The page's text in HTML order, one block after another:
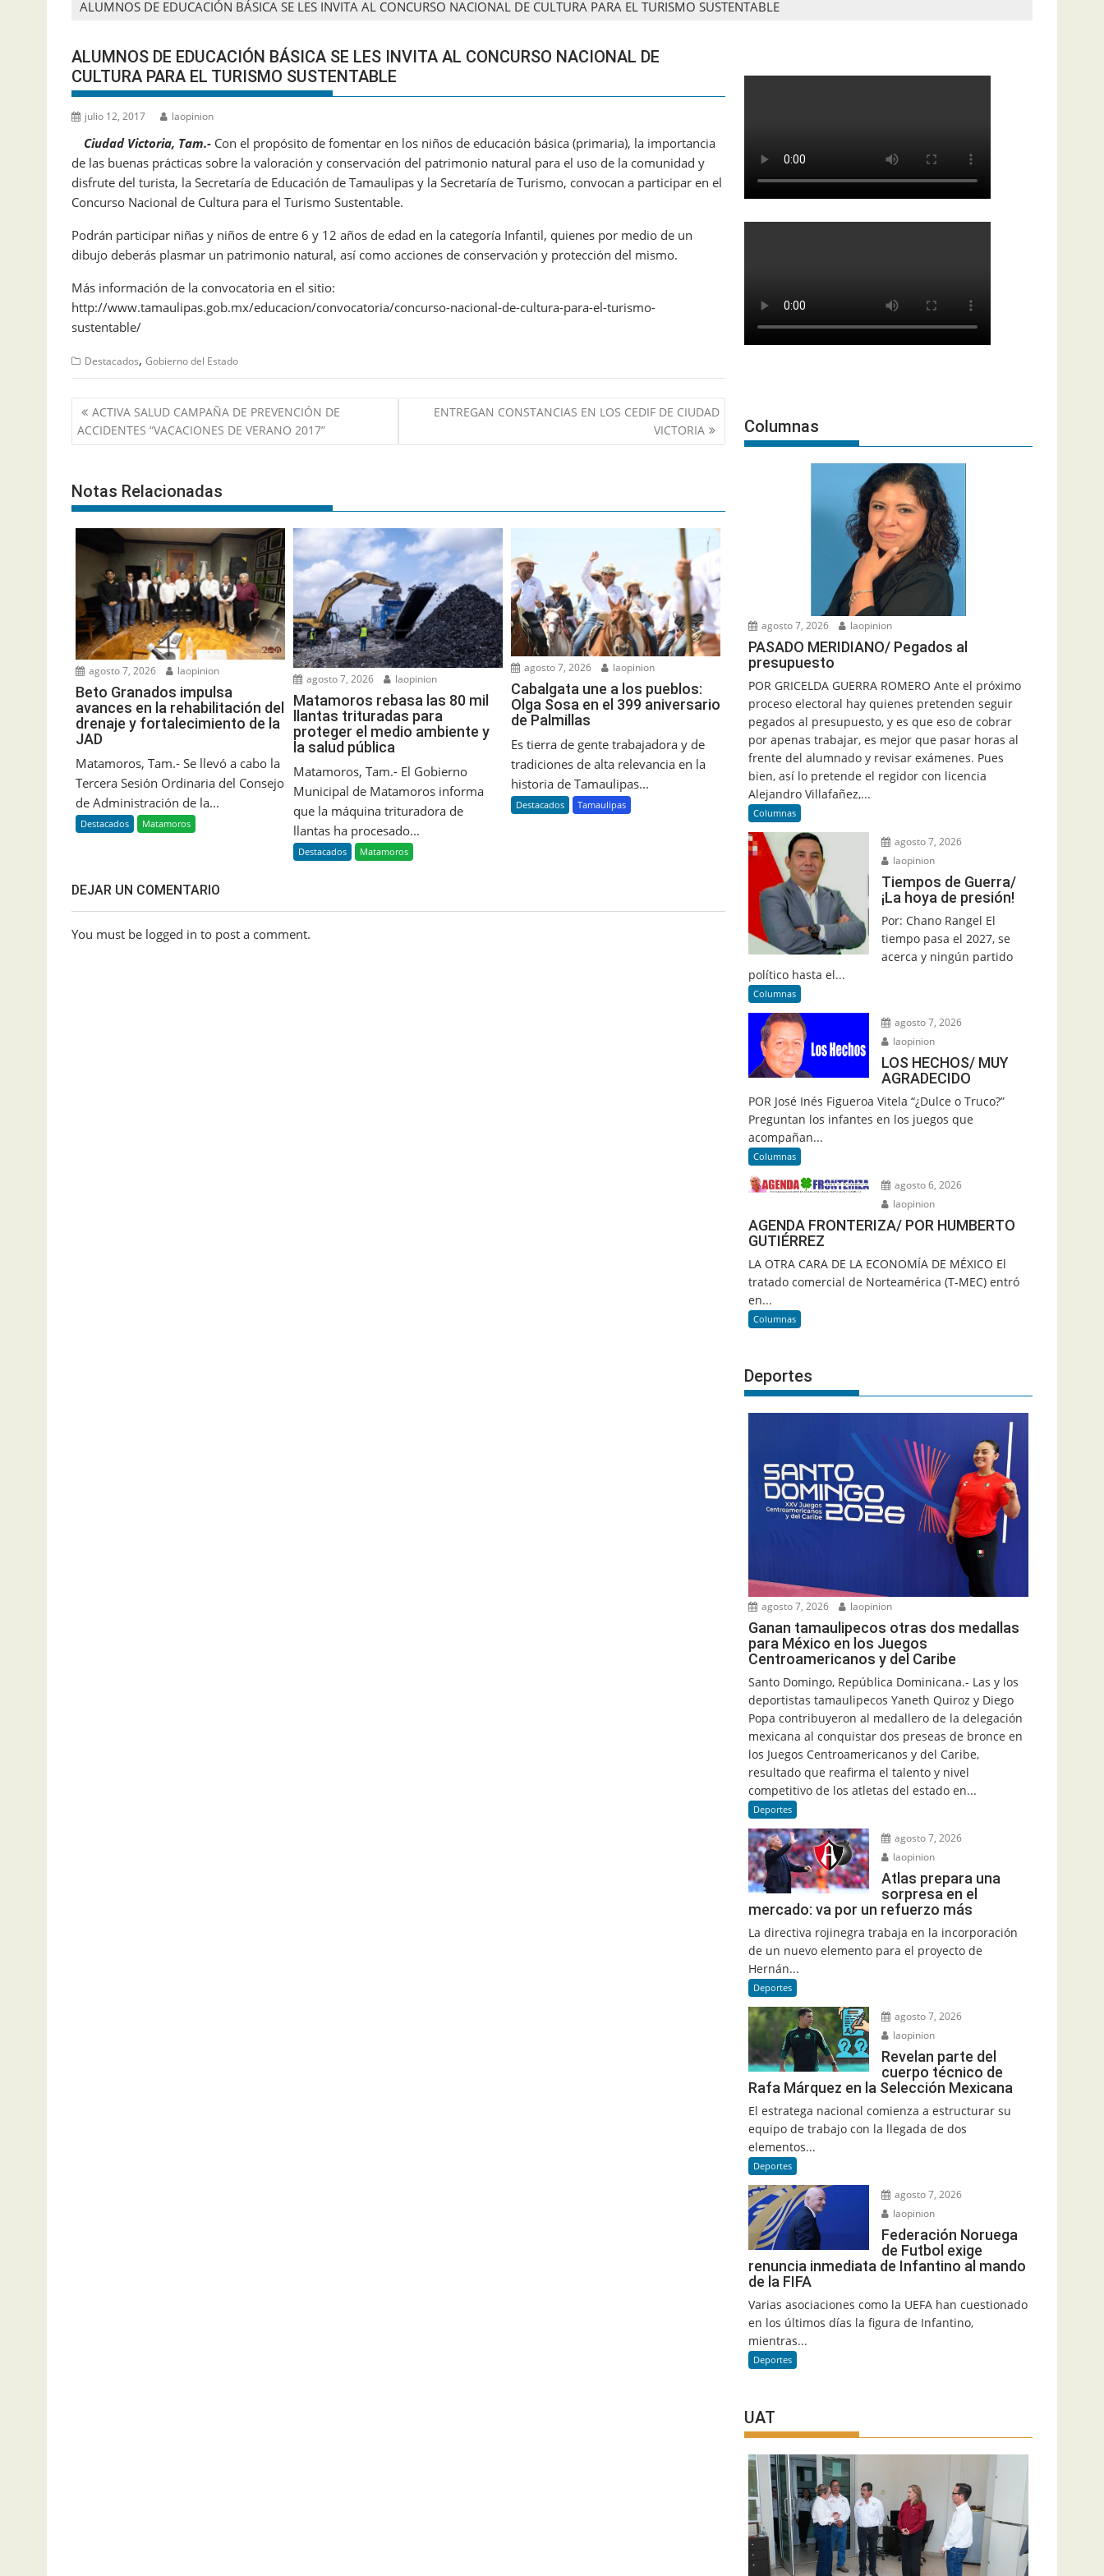
ALUMNOS DE EDUCACIÓN BÁSICA SE LES INVITA AL CONCURSO NACIONAL DE CULTURA PARA EL TURISMO SUSTENTABLE
ALUMNOS DE EDUCACIÓN BÁSICA SE LES INVITA AL CONCURSO NACIONAL DE
CULTURA PARA EL TURISMO SUSTENTABLE
julio 12, 2017 laopinion
Ciudad Victoria, Tam.- Con el propósito de fomentar en los niños de educación básica (primaria), la importancia
de las buenas prácticas sobre la valoración y conservación del patrimonio natural para el uso de la comunidad y
disfrute del turista, la Secretaría de Educación de Tamaulipas y la Secretaría de Turismo, convocan a participar en el
Concurso Nacional de Cultura para el Turismo Sustentable.
Podrán participar niñas y niños de entre 6 y 12 años de edad en la categoría Infantil, quienes por medio de un
dibujo deberás plasmar un patrimonio natural, así como acciones de conservación y protección del mismo.
Más información de la convocatoria en el sitio:
http://www.tamaulipas.gob.mx/educacion/convocatoria/concurso-nacional-de-cultura-para-el-turismo-
sustentable/
Destacados, Gobierno del Estado
Navegación
de
entradas
ACTIVA SALUD CAMPAÑA DE PREVENCIÓN DE
ACCIDENTES “VACACIONES DE VERANO 2017”
ENTREGAN CONSTANCIAS EN LOS CEDIF DE CIUDAD
VICTORIA
Notas Relacionadas
agosto 7, 2026 laopinion
Beto Granados impulsa
avances en la rehabilitación del
drenaje y fortalecimiento de la
JAD
Matamoros, Tam.- Se llevó a cabo la
Tercera Sesión Ordinaria del Consejo
de Administración de la...
Destacados Matamoros
agosto 7, 2026 laopinion
Matamoros rebasa las 80 mil
llantas trituradas para
proteger el medio ambiente y
la salud pública
Matamoros, Tam.- El Gobierno
Municipal de Matamoros informa
que la máquina trituradora de
llantas ha procesado...
Destacados Matamoros
agosto 7, 2026 laopinion
Cabalgata une a los pueblos:
Olga Sosa en el 399 aniversario
de Palmillas
Es tierra de gente trabajadora y de
tradiciones de alta relevancia en la
historia de Tamaulipas...
Destacados Tamaulipas
DEJAR UN COMENTARIO
You must be logged in to post a comment.
Columnas
agosto 7, 2026 laopinion
PASADO MERIDIANO/ Pegados al
presupuesto
POR GRICELDA GUERRA ROMERO Ante el próximo
proceso electoral hay quienes pretenden seguir
pegados al presupuesto, y es que eso de cobrar
por apenas trabajar, es mejor que pasar horas al
frente del alumnado y revisar exámenes. Pues
bien, así lo pretende el regidor con licencia
Alejandro Villafañez,...
Columnas
agosto 7, 2026
laopinion
Tiempos de Guerra/
¡La hoya de presión!
Por: Chano Rangel El
tiempo pasa el 2027, se
acerca y ningún partido
político hasta el...
Columnas
agosto 7, 2026
laopinion
LOS HECHOS/ MUY
AGRADECIDO
POR José Inés Figueroa Vitela “¿Dulce o Truco?”
Preguntan los infantes en los juegos que
acompañan...
Columnas
agosto 6, 2026
laopinion
AGENDA FRONTERIZA/ POR HUMBERTO
GUTIÉRREZ
LA OTRA CARA DE LA ECONOMÍA DE MÉXICO El
tratado comercial de Norteamérica (T-MEC) entró
en...
Columnas
Deportes
agosto 7, 2026 laopinion
Ganan tamaulipecos otras dos medallas
para México en los Juegos
Centroamericanos y del Caribe
Santo Domingo, República Dominicana.- Las y los
deportistas tamaulipecos Yaneth Quiroz y Diego
Popa contribuyeron al medallero de la delegación
mexicana al conquistar dos preseas de bronce en
los Juegos Centroamericanos y del Caribe,
resultado que reafirma el talento y nivel
competitivo de los atletas del estado en...
Deportes
agosto 7, 2026
laopinion
Atlas prepara una
sorpresa en el
mercado: va por un refuerzo más
La directiva rojinegra trabaja en la incorporación
de un nuevo elemento para el proyecto de
Hernán...
Deportes
agosto 7, 2026
laopinion
Revelan parte del
cuerpo técnico de
Rafa Márquez en la Selección Mexicana
El estratega nacional comienza a estructurar su
equipo de trabajo con la llegada de dos
elementos...
Deportes
agosto 7, 2026
laopinion
Federación Noruega
de Futbol exige
renuncia inmediata de Infantino al mando
de la FIFA
Varias asociaciones como la UEFA han cuestionado
en los últimos días la figura de Infantino,
mientras...
Deportes
UAT